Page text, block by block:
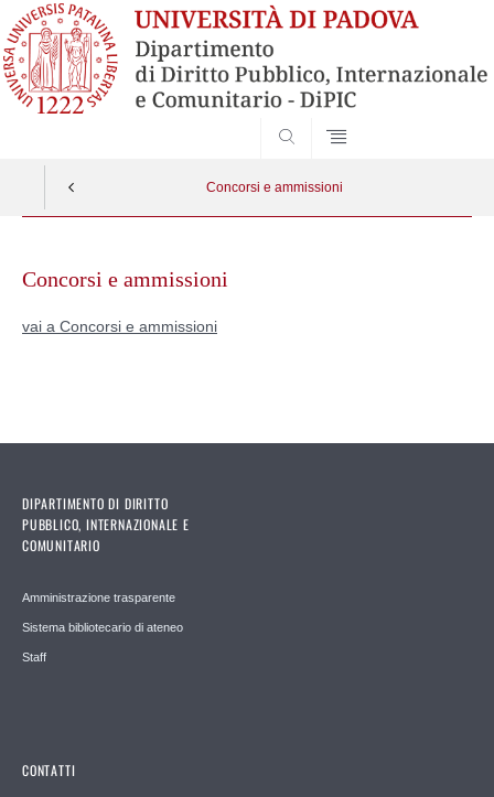
Concorsi e ammissioni
contentConcorsi e ammissioni
vai a Concorsi e ammissioni
DIPARTIMENTO DI DIRITTO
PUBBLICO, INTERNAZIONALE E
COMUNITARIO
Amministrazione trasparente
Sistema bibliotecario di ateneo
Staff
CONTATTI